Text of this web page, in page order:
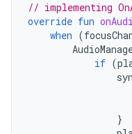
// implementing
override fun
when (
if (
}